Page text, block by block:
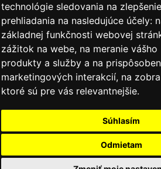
technológie sledovania na
prehliadania na nasledujúce účely:
základnej funkčnosti webovej
zážitok na webe, na meranie
produkty a služby a na
marketingových interakcií, na
ktoré sú pre vás relevantnejšie.
Súhlasím
Odmietam